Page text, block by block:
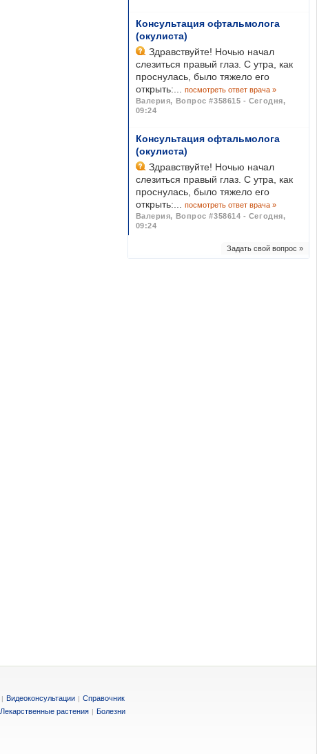
Консультация офтальмолога
(окулиста)
Здравствуйте! Ночью начал
слезиться правый глаз. С утра, как
проснулась, было тяжело его
открыть:...
посмотреть ответ врача »
Валерия, Вопрос #358615 - Сегодня,
09:24
Консультация офтальмолога
(окулиста)
Здравствуйте! Ночью начал
слезиться правый глаз. С утра, как
проснулась, было тяжело его
открыть:...
посмотреть ответ врача »
Валерия, Вопрос #358614 - Сегодня,
09:24
Задать свой вопрос »
| Видеоконсультации | Справочник
Лекарственные растения | Болезни